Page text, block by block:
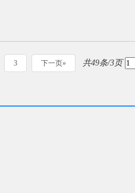
3 下一页» 共49条/3页